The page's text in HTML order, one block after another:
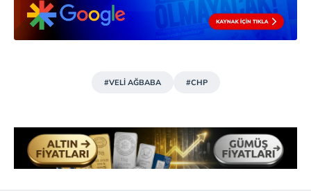
Sizlere daha iyi bir hizmet sunabilmek için İnternet
Sitemizde kendimize ve üçüncü kişilere ait çerezler
kullanılmaktadır. Bu çerezler vasıtasıyla çeşitli kişisel
sınırlı olarak açık rızanız dahilinde kullanılacaktır.
#VELİ AĞBABA #CHP